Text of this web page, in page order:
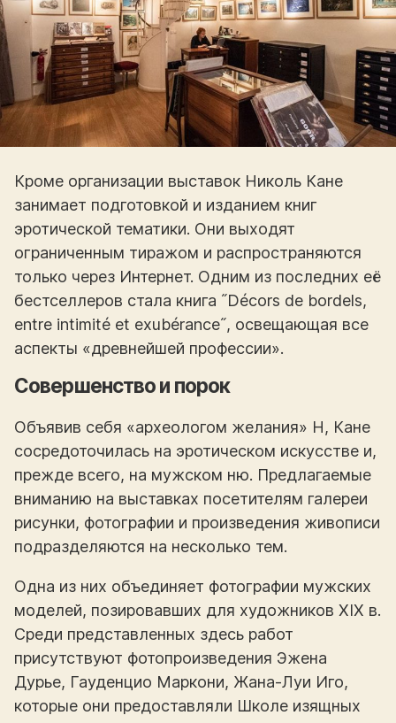
Кроме организации выставок Николь Кане
занимает подготовкой и изданием книг
эротической тематики. Они выходят
ограниченным тиражом и распространяются
только через Интернет. Одним из последних её
бестселлеров стала книга ˝Décors de bordels,
entre intimité et exubérance˝, освещающая все
аспекты «древнейшей профессии».
Совершенство и порок
Объявив себя «археологом желания» Н, Кане
сосредоточилась на эротическом искусстве и,
прежде всего, на мужском ню. Предлагаемые
вниманию на выставках посетителям галереи
рисунки, фотографии и произведения живописи
подразделяются на несколько тем.
Одна из них объединяет фотографии мужских
моделей, позировавших для художников XIX в.
Среди представленных здесь работ
присутствуют фотопроизведения Эжена
Дурье, Гауденцио Маркони, Жана-Луи Иго,
которые они предоставляли Школе изящных